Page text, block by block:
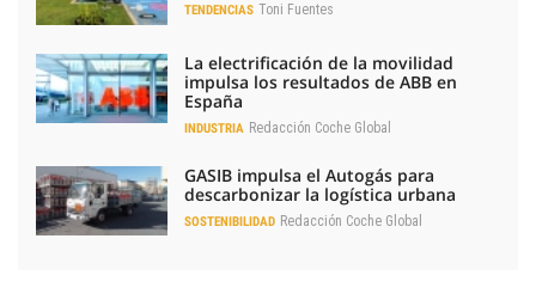
TENDENCIAS Toni Fuentes
La electrificación de la movilidad
impulsa los resultados de ABB en
España
INDUSTRIA Redacción Coche Global
GASIB impulsa el Autogás para
descarbonizar la logística urbana
SOSTENIBILIDAD Redacción Coche Global